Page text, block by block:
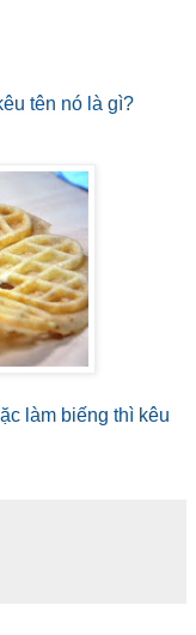
tên nó là gì?
làm biếng thì kêu